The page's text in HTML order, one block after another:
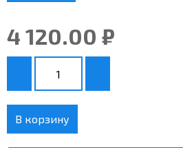
4 120.00 ₽
В корзину